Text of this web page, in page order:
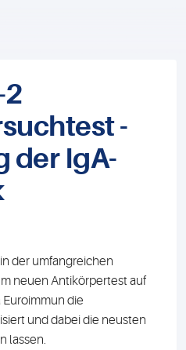
-
der IgA-
der umfangreichen
neuen Antikörpertest auf
Euroimmun die
und dabei die neusten
lassen.